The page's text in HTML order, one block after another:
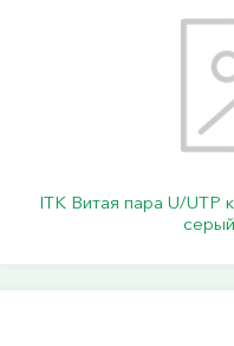
ITK Витая пара U/UTP